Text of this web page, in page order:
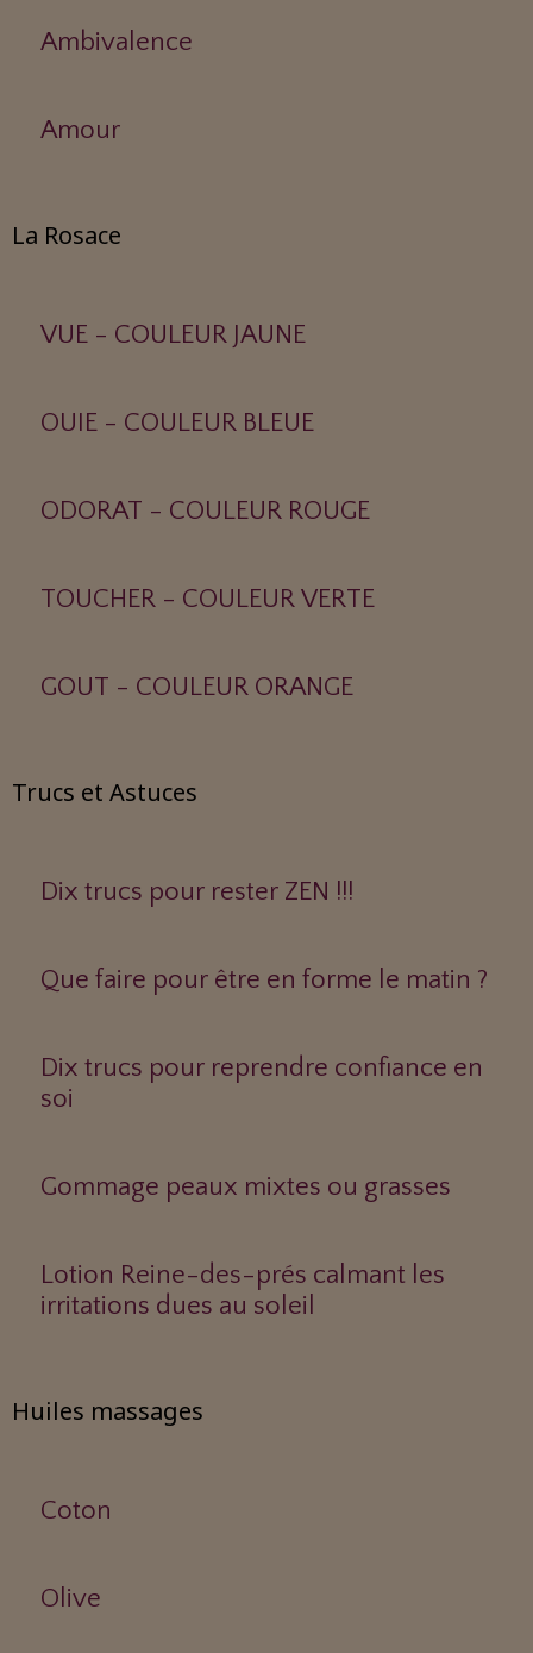
Ambivalence
Amour
La Rosace
VUE - COULEUR JAUNE
OUIE - COULEUR BLEUE
ODORAT - COULEUR ROUGE
TOUCHER - COULEUR VERTE
GOUT - COULEUR ORANGE
Trucs et Astuces
Dix trucs pour rester ZEN !!!
Que faire pour être en forme le matin ?
Dix trucs pour reprendre confiance en
soi
Gommage peaux mixtes ou grasses
Lotion Reine-des-prés calmant les
irritations dues au soleil
Huiles massages
Coton
Olive